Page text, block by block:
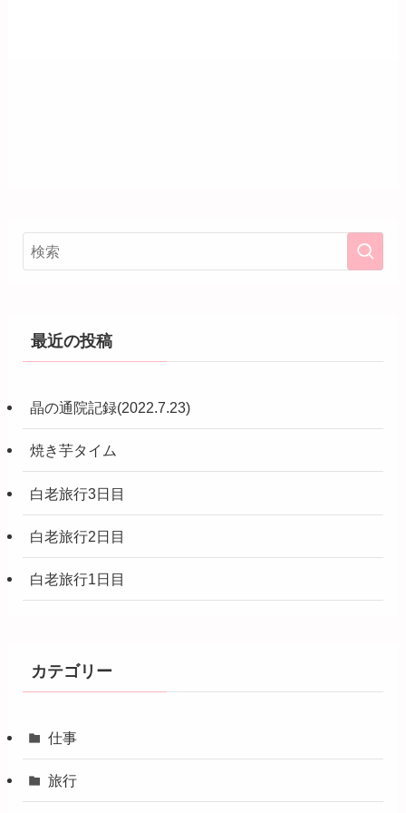
最近の投稿
晶の通院記録(2022.7.23)
焼き芋タイム
白老旅行3日目
白老旅行2日目
白老旅行1日目
カテゴリー
仕事
旅行